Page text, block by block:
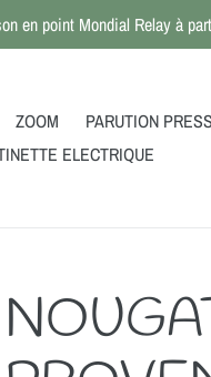
en point Mondial Relay à
ZOOM PARUTION
ELECTRIQUE